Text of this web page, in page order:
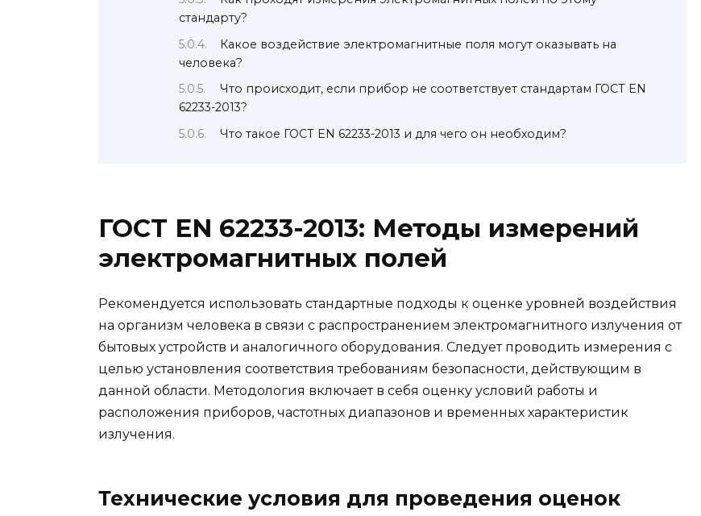
стандарту?
Какое воздействие электромагнитные поля могут оказывать на
человека?
Что происходит, если прибор не соответствует стандартам ГОСТ EN
62233-2013?
Что такое ГОСТ EN 62233-2013 и для чего он необходим?
ГОСТ EN 62233-2013: Методы измерений
электромагнитных полей
Рекомендуется использовать стандартные подходы к оценке уровней воздействия
на организм человека в связи с распространением электромагнитного излучения от
бытовых устройств и аналогичного оборудования. Следует проводить измерения с
целью установления соответствия требованиям безопасности, действующим в
данной области. Методология включает в себя оценку условий работы и
расположения приборов, частотных диапазонов и временных характеристик
излучения.
Технические условия для проведения оценок